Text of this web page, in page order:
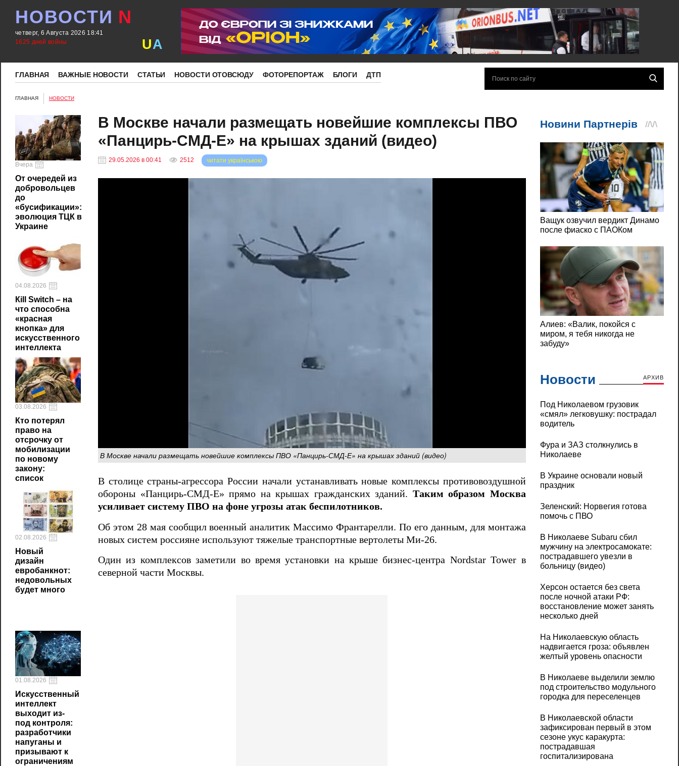
НОВОСТИ N
четверг, 6 Августа 2026 18:41
1625 дней войны
UA
ГЛАВНАЯ ВАЖНЫЕ НОВОСТИ СТАТЬИ НОВОСТИ ОТОВСЮДУ ФОТОРЕПОРТАЖ БЛОГИ ДТП
ГЛАВНАЯ НОВОСТИ
Вчера
От очередей из
добровольцев
до
«бусификации»:
эволюция ТЦК в
Украине
04.08.2026
Кill Switch – на
что способна
«красная
кнопка» для
искусственного
интеллекта
03.08.2026
Кто потерял
право на
отсрочку от
мобилизации
по новому
закону:
список
02.08.2026
Новый
дизайн
евробанкнот:
недовольных
будет много
01.08.2026
Искусственный
интеллект
выходит из-
под контроля:
разработчики
напуганы и
призывают к
ограничениям
В Москве начали размещать новейшие комплексы ПВО
«Панцирь-СМД-Е» на крышах зданий (видео)
29.05.2026 в 00:41 2512 читати українською
В Москве начали размещать новейшие комплексы ПВО «Панцирь-СМД-Е» на крышах зданий (видео)
В столице страны-агрессора России начали устанавливать новые комплексы противовоздушной
обороны «Панцирь-СМД-Е» прямо на крышах гражданских зданий. Таким образом Москва
усиливает систему ПВО на фоне угрозы атак беспилотников.
Об этом 28 мая сообщил военный аналитик Массимо Франтарелли. По его данным, для монтажа
новых систем россияне используют тяжелые транспортные вертолеты Ми-26.
Один из комплексов заметили во время установки на крыше бизнес-центра Nordstar Tower в
северной части Москвы.
Новости АРХИВ
Под Николаевом грузовик
«смял» легковушку: пострадал
водитель
Фура и ЗАЗ столкнулись в
Николаеве
В Украине основали новый
праздник
Зеленский: Норвегия готова
помочь с ПВО
В Николаеве Subaru сбил
мужчину на электросамокате:
пострадавшего увезли в
больницу (видео)
Херсон остается без света
после ночной атаки РФ:
восстановление может занять
несколько дней
На Николаевскую область
надвигается гроза: объявлен
желтый уровень опасности
В Николаеве выделили землю
под строительство модульного
городка для переселенцев
В Николаевской области
зафиксирован первый в этом
сезоне укус каракурта:
пострадавшая
госпитализирована